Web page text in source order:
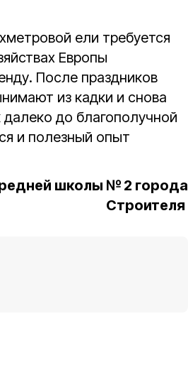
ели требуется
Европы
После праздников
из кадки и снова
до благополучной
и полезный опыт
школы № 2 города
Строителя